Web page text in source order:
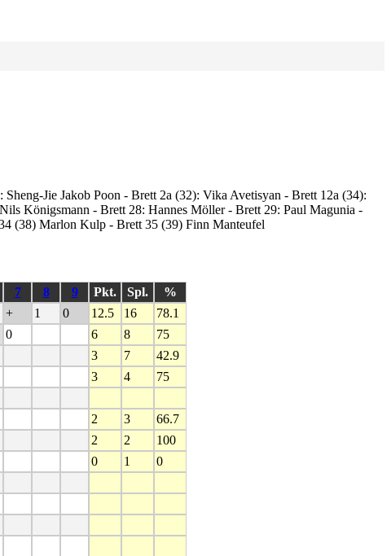
Jie Jakob Poon - Brett 2a (32): Vika Avetisyan - Brett 12a (34):
Königsmann - Brett 28: Hannes Möller - Brett 29: Paul Magunia -
(38) Marlon Kulp - Brett 35 (39) Finn Manteufel
7 8 9 Pkt. Spl.
%
+ 1 0 12.5 16
78.1
0 6 8
75
3 7
42.9
3 4
75
2 3
66.7
2 2
100
0 1
0